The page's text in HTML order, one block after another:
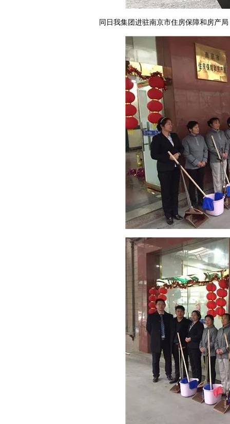
同日我集团进驻南京市住房保障和房产